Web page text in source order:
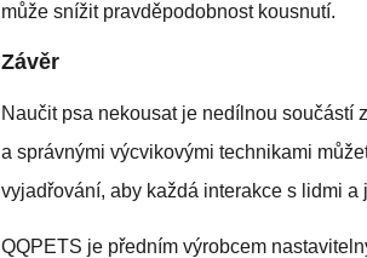
může snížit pravděpodobnost kousnutí.
Závěr
Naučit psa nekousat je nedílnou součástí
a správnými výcvikovými technikami
vyjadřování, aby každá interakce s lidmi
QQPETS je předním výrobcem